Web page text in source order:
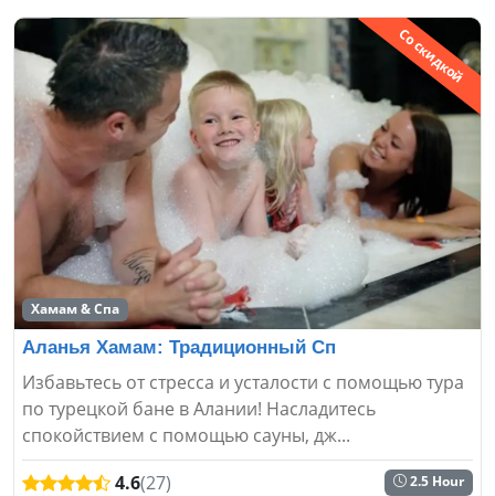
Со скидкой
Хамам & Спа
Аланья Хамам: Традиционный Сп
Избавьтесь от стресса и усталости с помощью тура
по турецкой бане в Алании! Насладитесь
спокойствием с помощью сауны, дж...
4.6(27) 2.5 Hour